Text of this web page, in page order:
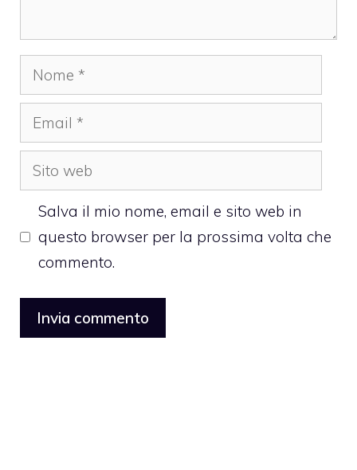
Nome
Email
Sito
web
Salva il mio nome, email e sito web in
questo browser per la prossima volta che
commento.